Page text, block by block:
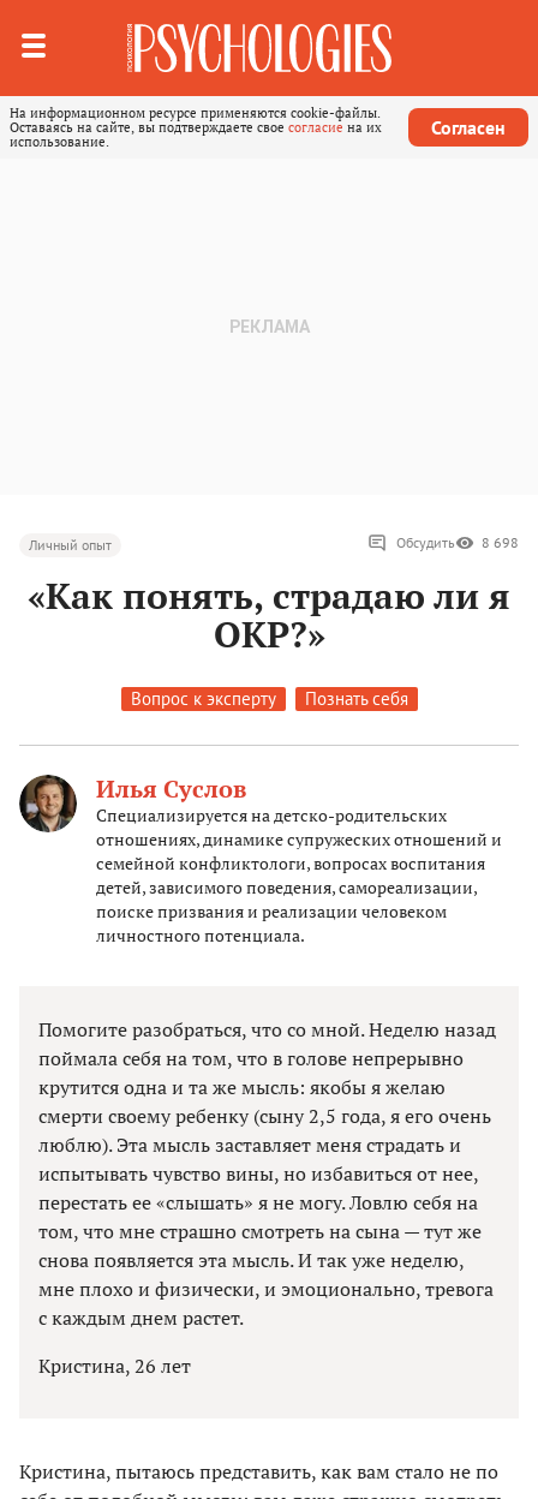
На информационном ресурсе применяются cookie-файлы.
Оставаясь на сайте, вы подтверждаете свое согласие на их
использование.
Согласен
Личный опыт Обсудить 8 698
«Как понять, страдаю ли я
ОКР?»
Вопрос к эксперту Познать себя
Илья Суслов
Специализируется на детско-родительских
отношениях, динамике супружеских отношений и
семейной конфликтологи, вопросах воспитания
детей, зависимого поведения, самореализации,
поиске призвания и реализации человеком
личностного потенциала.
Помогите разобраться, что со мной. Неделю назад
поймала себя на том, что в голове непрерывно
крутится одна и та же мысль: якобы я желаю
смерти своему ребенку (сыну 2,5 года, я его очень
люблю). Эта мысль заставляет меня страдать и
испытывать чувство вины, но избавиться от нее,
перестать ее «слышать» я не могу. Ловлю себя на
том, что мне страшно смотреть на сына — тут же
снова появляется эта мысль. И так уже неделю,
мне плохо и физически, и эмоционально, тревога
с каждым днем растет.
Кристина, 26 лет
Кристина, пытаюсь представить, как вам стало не по